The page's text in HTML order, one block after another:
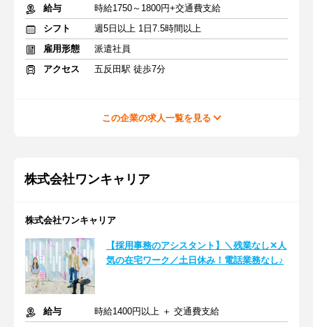
給与
時給1750～1800円+交通費支給
シフト
週5日以上 1日7.5時間以上
雇用形態
派遣社員
アクセス
五反田駅 徒歩7分
この企業の求人一覧を見る
株式会社ワンキャリア
株式会社ワンキャリア
【採用事務のアシスタント】＼残業なし✕人
気の在宅ワーク／土日休み！電話業務なし♪
給与
時給1400円以上 ＋ 交通費支給